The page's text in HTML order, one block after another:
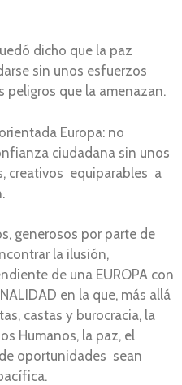
dicho que la paz
sin unos esfuerzos
que la amenazan.
Europa: no
ciudadana sin unos
creativos equiparables a
generosos por parte de
la ilusión,
de una EUROPA con
en la que, más allá
castas y burocracia, la
Humanos, la paz, el
oportunidades sean